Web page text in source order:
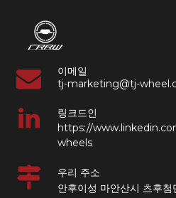
이메일
tj-marketing@tj-
링크드인
https://
wheels
우리 주소
안후이성 마안산시 츠후